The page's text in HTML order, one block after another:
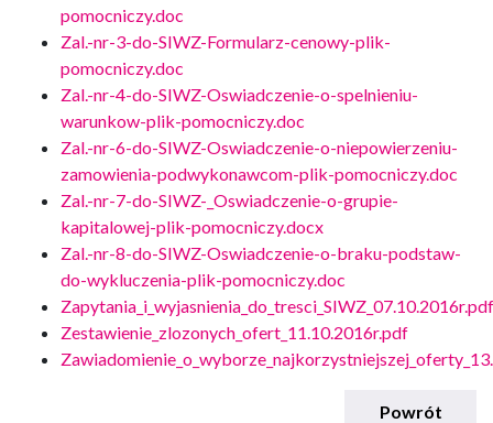
pomocniczy.doc
Zal.-nr-3-do-SIWZ-Formularz-cenowy-plik-
pomocniczy.doc
Zal.-nr-4-do-SIWZ-Oswiadczenie-o-spelnieniu-
warunkow-plik-pomocniczy.doc
Zal.-nr-6-do-SIWZ-Oswiadczenie-o-niepowierzeniu-
zamowienia-podwykonawcom-plik-pomocniczy.doc
Zal.-nr-7-do-SIWZ-_Oswiadczenie-o-grupie-
kapitalowej-plik-pomocniczy.docx
Zal.-nr-8-do-SIWZ-Oswiadczenie-o-braku-podstaw-
do-wykluczenia-plik-pomocniczy.doc
Zapytania_i_wyjasnienia_do_tresci_SIWZ_07.10.2016r.pdf
Zestawienie_zlozonych_ofert_11.10.2016r.pdf
Powrót